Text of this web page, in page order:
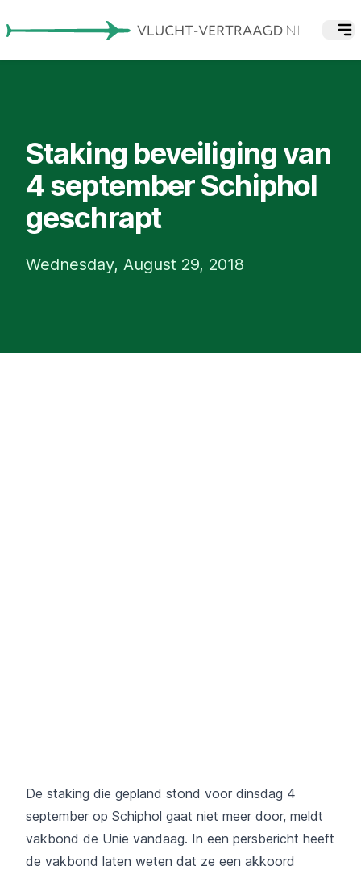
Staking beveiliging van
4 september Schiphol
geschrapt
Wednesday, August 29, 2018
De staking die gepland stond voor dinsdag 4
september op Schiphol gaat niet meer door, meldt
vakbond de Unie vandaag. In een persbericht heeft
de vakbond laten weten dat ze een akkoord